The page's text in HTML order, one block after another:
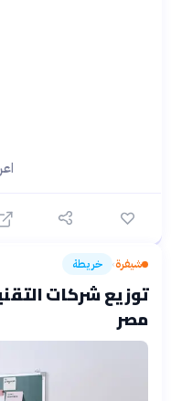
شيفرة› خريطة
توزيع شركات
مصر